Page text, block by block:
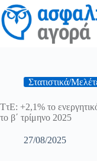
Στατιστικά/
ΤτΕ: +2,1% το
το β΄ τρίμηνο 2025
27/08/2025